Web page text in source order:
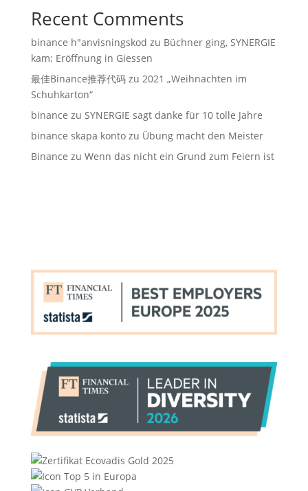
Recent Comments
binance h"anvisningskod zu Büchner ging, SYNERGIE
kam: Eröffnung in Giessen
最佳Binance推荐代码zu 2021 „Weihnachten im
Schuhkarton“
binance zu SYNERGIE sagt danke für 10 tolle Jahre
binance skapa kontozu Übung macht den Meister
Binance zu Wenn das nicht ein Grund zum Feiern ist